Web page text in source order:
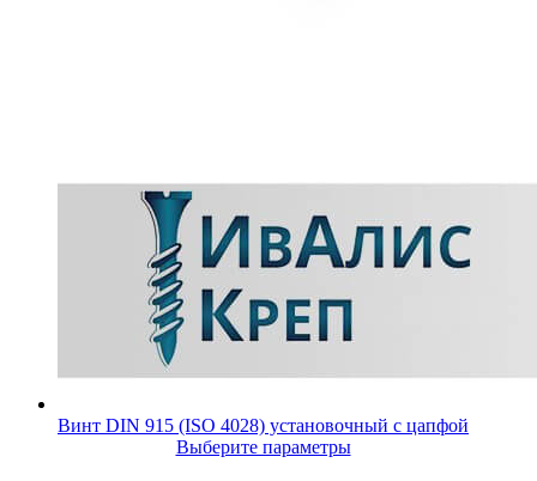
Винт DIN 915 (ISO 4028) установочный с цапфой
Выберите параметры